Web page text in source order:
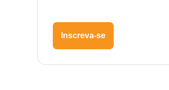
Inscreva-se